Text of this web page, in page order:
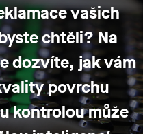
vašich
chtěli? Na
dozvíte, jak vám
povrchu
kontrolou může